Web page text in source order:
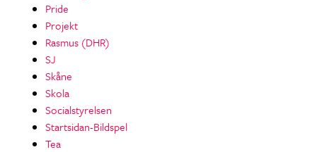
Pride
Projekt
Rasmus (DHR)
SJ
Skåne
Skola
Socialstyrelsen
Startsidan-Bildspel
Tea